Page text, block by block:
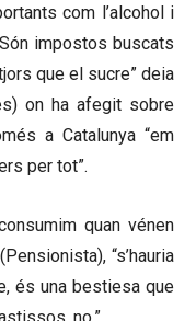
com l’alcohol i
impostos buscats
que el sucre” deia
on ha afegit sobre
a Catalunya “em
per tot”.
quan vénen
“s’hauria
és una bestiesa que